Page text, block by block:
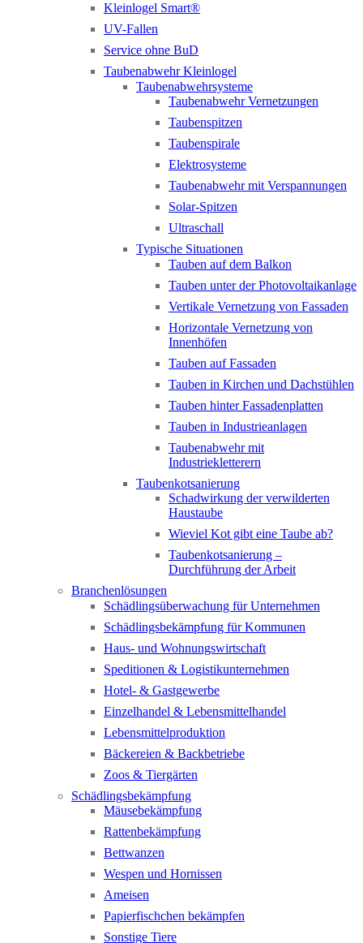
Kleinlogel Smart®
UV-Fallen
Service ohne BuD
Taubenabwehr Kleinlogel
Taubenabwehrsysteme
Taubenabwehr Vernetzungen
Taubenspitzen
Taubenspirale
Elektrosysteme
Taubenabwehr mit Verspannungen
Solar-Spitzen
Ultraschall
Typische Situationen
Tauben auf dem Balkon
Tauben unter der Photovoltaikanlage
Vertikale Vernetzung von Fassaden
Horizontale Vernetzung von
Innenhöfen
Tauben auf Fassaden
Tauben in Kirchen und Dachstühlen
Tauben hinter Fassadenplatten
Tauben in Industrieanlagen
Taubenabwehr mit
Industriekletterern
Taubenkotsanierung
Schadwirkung der verwilderten
Haustaube
Wieviel Kot gibt eine Taube ab?
Taubenkotsanierung –
Durchführung der Arbeit
Branchenlösungen
Schädlingsüberwachung für Unternehmen
Schädlingsbekämpfung für Kommunen
Haus- und Wohnungswirtschaft
Speditionen & Logistikunternehmen
Hotel- & Gastgewerbe
Einzelhandel & Lebensmittelhandel
Lebensmittelproduktion
Bäckereien & Backbetriebe
Zoos & Tiergärten
Schädlingsbekämpfung
Mäusebekämpfung
Rattenbekämpfung
Bettwanzen
Wespen und Hornissen
Ameisen
Papierfischchen bekämpfen
Sonstige Tiere